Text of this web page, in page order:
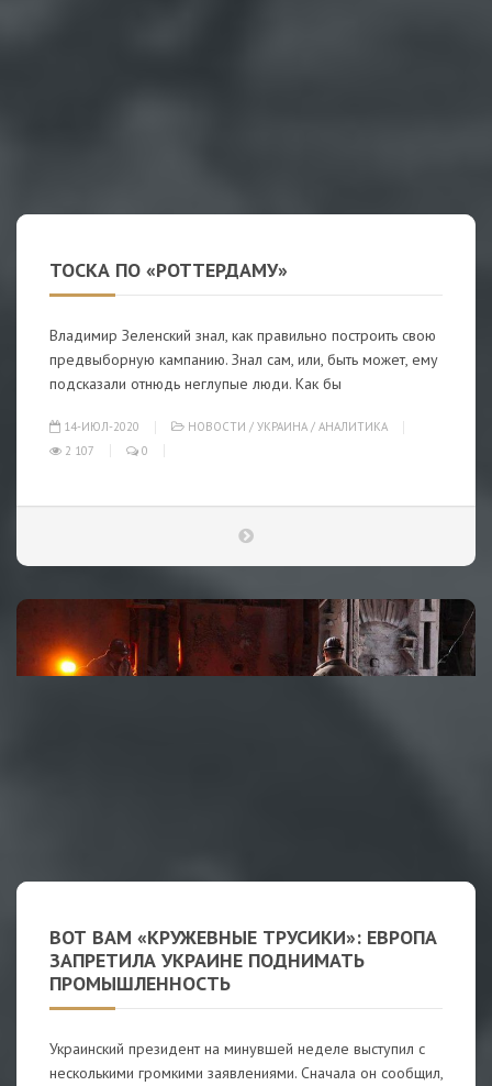
ТОСКА ПО «РОТТЕРДАМУ»
Владимир Зеленский знал, как правильно построить свою
предвыборную кампанию. Знал сам, или, быть может, ему
подсказали отнюдь неглупые люди. Как бы
14-ИЮЛ-2020 НОВОСТИ / УКРАИНА / АНАЛИТИКА
2 107
0
ВОТ ВАМ «КРУЖЕВНЫЕ ТРУСИКИ»: ЕВРОПА
ЗАПРЕТИЛА УКРАИНЕ ПОДНИМАТЬ
ПРОМЫШЛЕННОСТЬ
Украинский президент на минувшей неделе выступил с
несколькими громкими заявлениями. Сначала он сообщил,